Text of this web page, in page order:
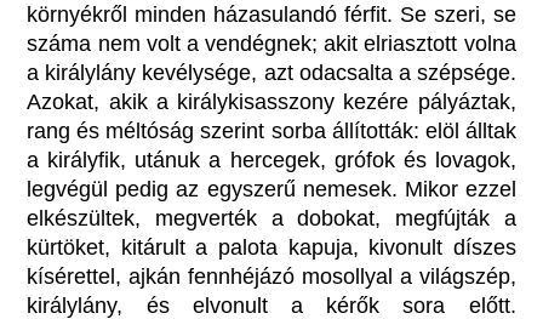
környékről minden házasulandó férfit. Se szeri, se
száma nem volt a vendégnek; akit elriasztott volna
a királylány kevélysége, azt odacsalta a szépsége.
Azokat, akik a királykisasszony kezére pályáztak,
rang és méltóság szerint sorba állították: elöl álltak
a királyfik, utánuk a hercegek, grófok és lovagok,
legvégül pedig az egyszerű nemesek. Mikor ezzel
elkészültek, megverték a dobokat, megfújták a
kürtöket, kitárult a palota kapuja, kivonult díszes
kísérettel, ajkán fennhéjázó mosollyal a világszép,
királylány, és elvonult a kérők sora előtt.